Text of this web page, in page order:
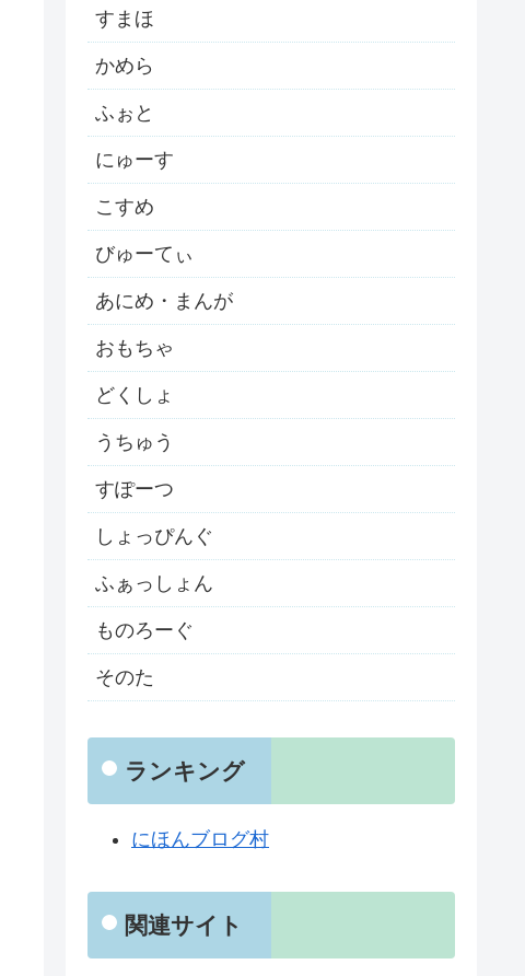
すまほ
かめら
ふぉと
にゅーす
こすめ
びゅーてぃ
あにめ・まんが
おもちゃ
どくしょ
うちゅう
すぽーつ
しょっぴんぐ
ふぁっしょん
ものろーぐ
そのた
ランキング
にほんブログ村
関連サイト